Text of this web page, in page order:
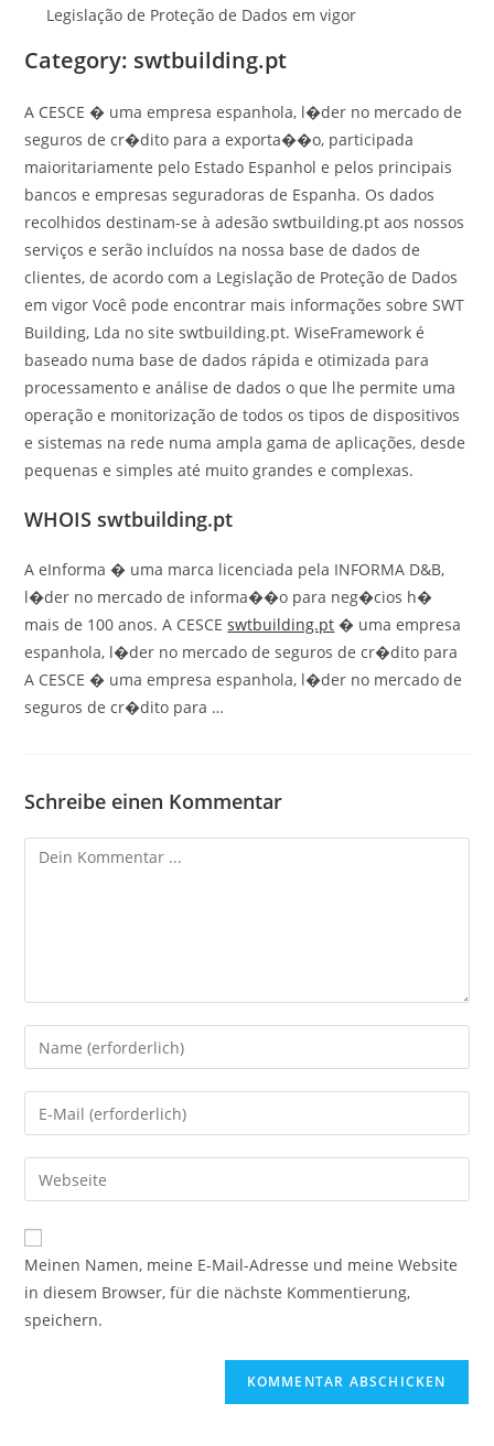
Legislação de Proteção de Dados em vigor
Category: swtbuilding.pt
A CESCE � uma empresa espanhola, l�der no mercado de
seguros de cr�dito para a exporta��o, participada
maioritariamente pelo Estado Espanhol e pelos principais
bancos e empresas seguradoras de Espanha. Os dados
recolhidos destinam-se à adesão swtbuilding.pt aos nossos
serviços e serão incluídos na nossa base de dados de
clientes, de acordo com a Legislação de Proteção de Dados
em vigor Você pode encontrar mais informações sobre SWT
Building, Lda no site swtbuilding.pt. WiseFramework é
baseado numa base de dados rápida e otimizada para
processamento e análise de dados o que lhe permite uma
operação e monitorização de todos os tipos de dispositivos
e sistemas na rede numa ampla gama de aplicações, desde
pequenas e simples até muito grandes e complexas.
WHOIS swtbuilding.pt
A eInforma � uma marca licenciada pela INFORMA D&B,
l�der no mercado de informa��o para neg�cios h�
mais de 100 anos. A CESCEswtbuilding.pt � uma empresa
espanhola, l�der no mercado de seguros de cr�dito para
A CESCE � uma empresa espanhola, l�der no mercado de
seguros de cr�dito para …
Schreibe einen Kommentar
Meinen Namen, meine E-Mail-Adresse und meine Website
in diesem Browser, für die nächste Kommentierung,
speichern.